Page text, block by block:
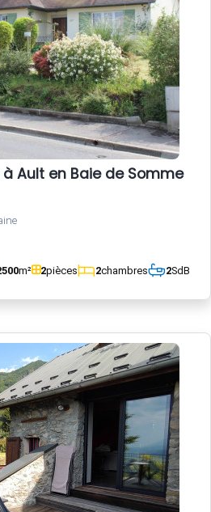
Ault en Baie de Somme
m² 2pièces 2chambres 2SdB